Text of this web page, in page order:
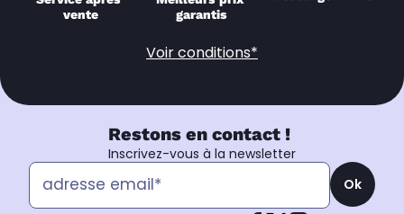
vente
garantis
Voir conditions*
Restons en contact !
Inscrivez-vous à la newsletter
Ok